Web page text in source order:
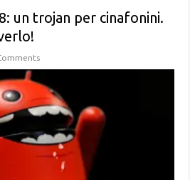
un trojan per cinafonini.